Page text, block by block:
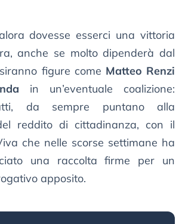
dovesse esserci una vittoria
anche se molto dipenderà dal
figure come Matteo Renzi
in un’eventuale coalizione:
da sempre puntano alla
reddito di cittadinanza, con il
che nelle scorse settimane ha
una raccolta firme per un
apposito.